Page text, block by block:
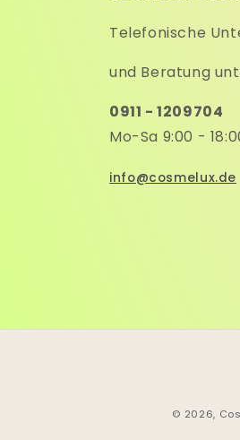
Telefonische
und Beratung
0911 - 1209704
Mo-Sa 9:00 -
info@cosmelux.de
© 2026,